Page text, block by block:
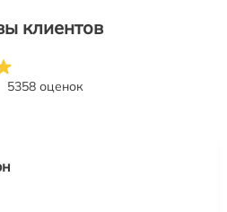
клиентов
5358 оценок